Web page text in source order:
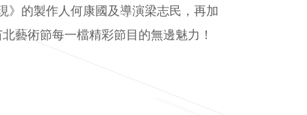
》的製作人何康國及導演梁志民，再加
藝術節每一檔精彩節目的無邊魅力！